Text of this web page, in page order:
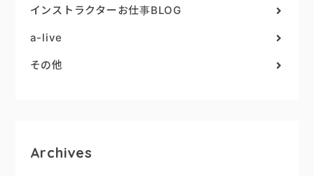
インストラクターお仕事BLOG
a-live
その他
Archives